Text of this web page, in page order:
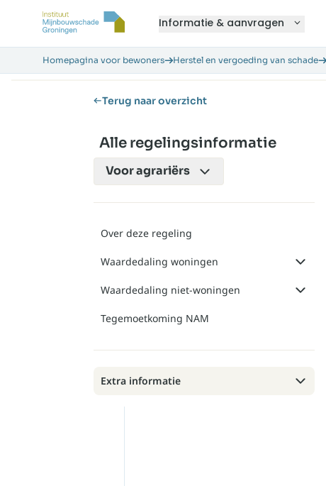
Informatie & aanvragen
Homepagina voor bewoners Herstel en vergoeding van schade
Terug naar overzicht
Alle regelingsinformatie
Vooragrariërs
Over deze regeling
Waardedaling woningen
Waardedaling niet-woningen
Tegemoetkoming NAM
Extra informatie